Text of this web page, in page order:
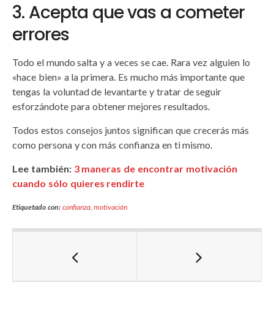
3. Acepta que vas a cometer
errores
Todo el mundo salta y a veces se cae. Rara vez alguien lo
«hace bien» a la primera. Es mucho más importante que
tengas la voluntad de levantarte y tratar de seguir
esforzándote para obtener mejores resultados.
Todos estos consejos juntos significan que crecerás más
como persona y con más confianza en ti mismo.
Lee también: 3 maneras de encontrar motivación
cuando sólo quieres rendirte
Etiquetado con: confianza,motivación